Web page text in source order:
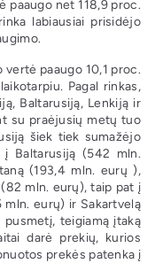
paaugo net 118,9 proc.
labiausiai prisidėjo
paaugo 10,1 proc.
Pagal rinkas,
Baltarusiją, Lenkiją ir
su praėjusių metų tuo
šiek tiek sumažėjo
Baltarusiją (542 mln.
(193,4 mln. eurų ),
mln. eurų), taip pat į
eurų) ir Sakartvelą
teigiamą įtaką
darė prekių, kurios
prekės patenka į